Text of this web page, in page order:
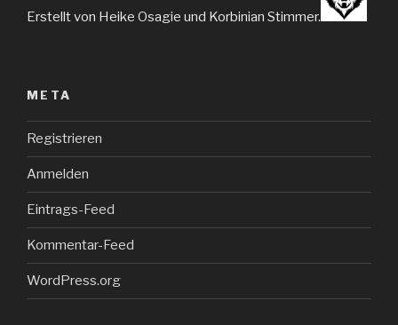
Erstellt von Heike Osagie und Korbinian Stimmer.
META
Registrieren
Anmelden
Eintrags-Feed
Kommentar-Feed
WordPress.org